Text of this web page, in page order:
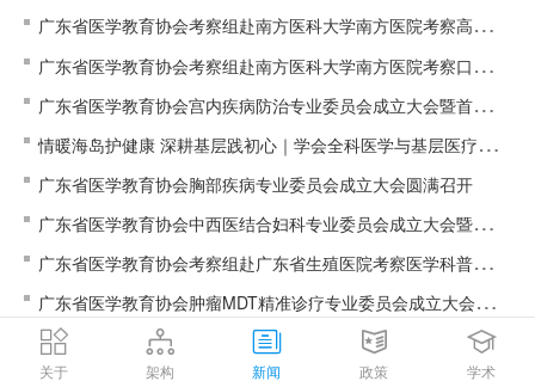
关于 架构 新闻 政策 学术
育师资培训班在深举办
广东省医学教育协会考察组赴南方医科大学南方医院考察高血脂
与冠心病防治专委会筹备工作
广东省医学教育协会考察组赴南方医科大学南方医院考察口腔美
学专委会筹备工作
广东省医学教育协会宫内疾病防治专业委员会成立大会暨首届宫
内疾病防治学习班（广州站）顺利召开
情暖海岛护健康 深耕基层践初心｜学会全科医学与基层医疗专委
会开展世界家庭医生日系列惠民服务活动
广东省医学教育协会胸部疾病专业委员会成立大会圆满召开
广东省医学教育协会中西医结合妇科专业委员会成立大会暨首届
学术会议圆满召开
广东省医学教育协会考察组赴广东省生殖医院考察医学科普专委
会筹备工作
广东省医学教育协会肿瘤MDT精准诊疗专业委员会成立大会暨首
届学术会议圆满召开
第九届广东省医学教育协会肿瘤学专业委员会年会成功举办